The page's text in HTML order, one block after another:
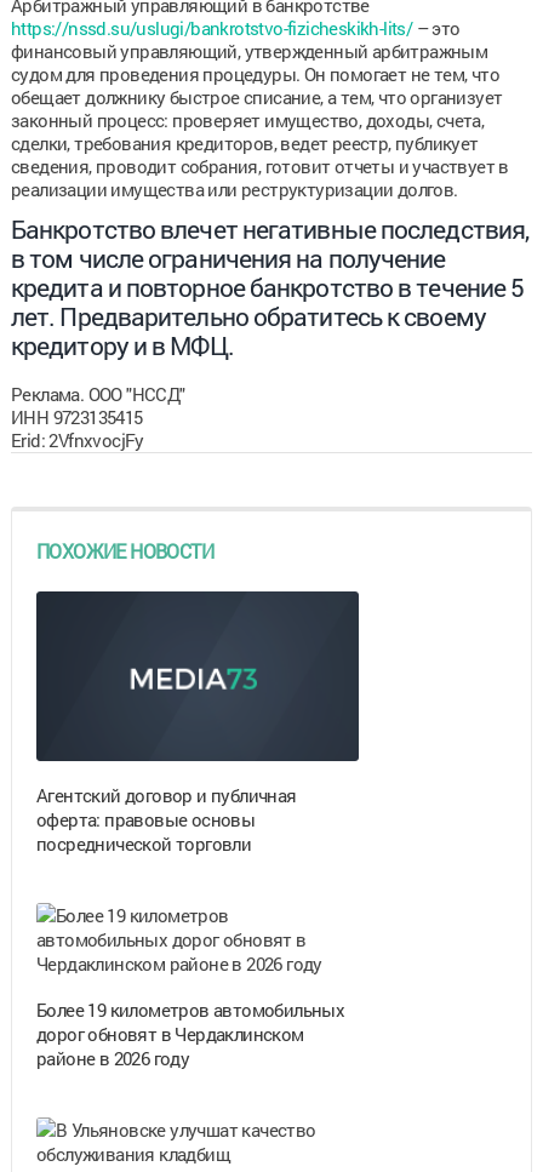
https://nssd.su/uslugi/bankrotstvo-fizicheskikh-lits/– это
финансовый управляющий, утвержденный арбитражным
судом для проведения процедуры. Он помогает не тем, что
обещает должнику быстрое списание, а тем, что организует
законный процесс: проверяет имущество, доходы, счета,
сделки, требования кредиторов, ведет реестр, публикует
сведения, проводит собрания, готовит отчеты и участвует в
реализации имущества или реструктуризации долгов.
Банкротство влечет негативные последствия,
в том числе ограничения на получение
кредита и повторное банкротство в течение 5
лет. Предварительно обратитесь к своему
кредитору и в МФЦ.
Реклама. ООО "НССД"
ИНН 9723135415
Erid: 2VfnxvocjFy
ПОХОЖИЕ НОВОСТИ
Агентский договор и публичная
оферта: правовые основы
посреднической торговли
Более 19 километров автомобильных
дорог обновят в Чердаклинском
районе в 2026 году